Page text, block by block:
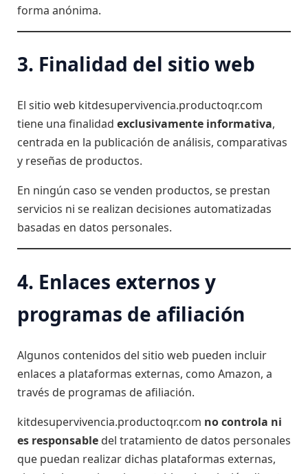
forma anónima.
3. Finalidad del sitio web
El sitio web kitdesupervivencia.productoqr.com
tiene una finalidad exclusivamente informativa,
centrada en la publicación de análisis, comparativas
y reseñas de productos.
En ningún caso se venden productos, se prestan
servicios ni se realizan decisiones automatizadas
basadas en datos personales.
4. Enlaces externos y
programas de afiliación
Algunos contenidos del sitio web pueden incluir
enlaces a plataformas externas, como Amazon, a
través de programas de afiliación.
kitdesupervivencia.productoqr.com no controla ni
es responsable del tratamiento de datos personales
que puedan realizar dichas plataformas externas,